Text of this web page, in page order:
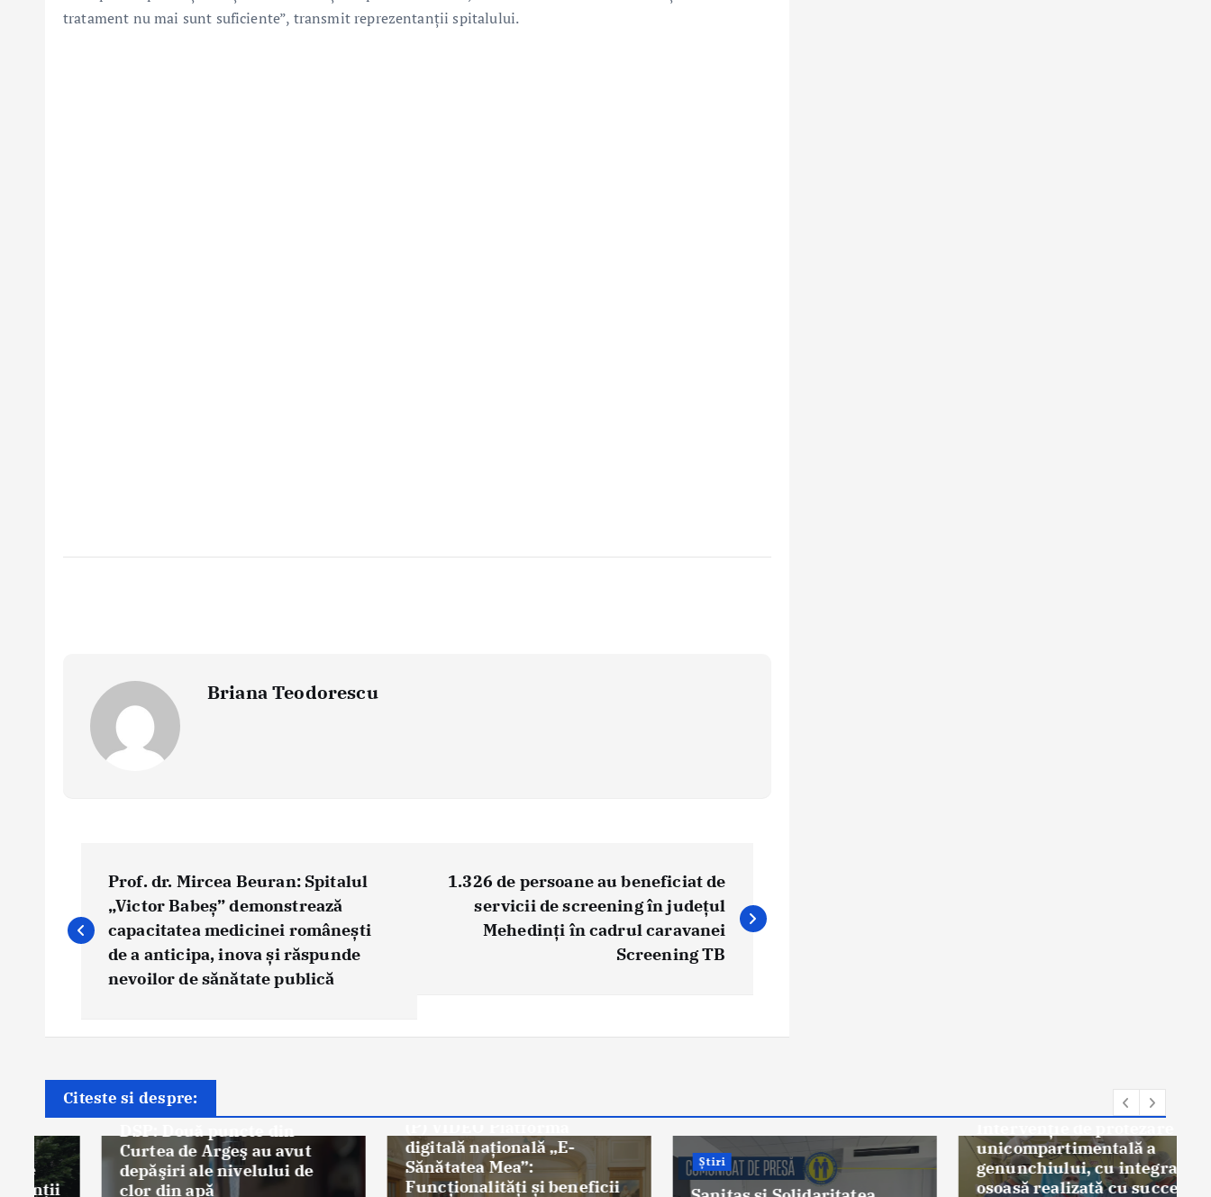
tratament nu mai sunt suficiente”, transmit reprezentanții spitalului.
Briana Teodorescu
t
i
a
t
i
o
Prof. dr. Mircea Beuran: Spitalul
„Victor Babeș” demonstrează
capacitatea medicinei românești
de a anticipa, inova și răspunde
nevoilor de sănătate publică
1.326 de persoane au beneficiat de
servicii de screening în județul
Mehedinți în cadrul caravanei
Screening TB
Citeste si despre:
Știri
DSP: Două puncte din
Curtea de Argeş au avut
depăşiri ale nivelului de
clor din apă
digitală naţională „E-
Sănătatea Mea”:
Funcționalități și beneficii
Spitalul Orășenesc Mioveni:
unicompartimentală a
genunchiului, cu integrare
osoasă realizată cu succes